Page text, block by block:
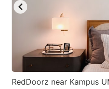
RedDoorz near Kampus